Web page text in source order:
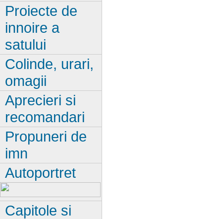
Proiecte de
innoire a
satului
Colinde, urari,
omagii
Aprecieri si
recomandari
Propuneri de
imn
Autoportret
Capitole si